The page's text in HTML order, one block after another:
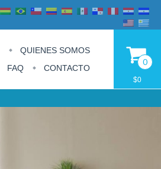
QUIENES SOMOS
FAQ
CONTACTO
0
$0